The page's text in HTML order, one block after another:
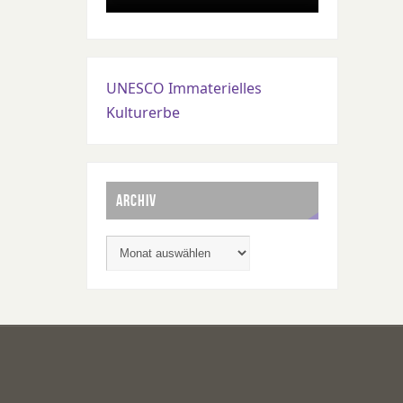
UNESCO Immaterielles
Kulturerbe
ARCHIV